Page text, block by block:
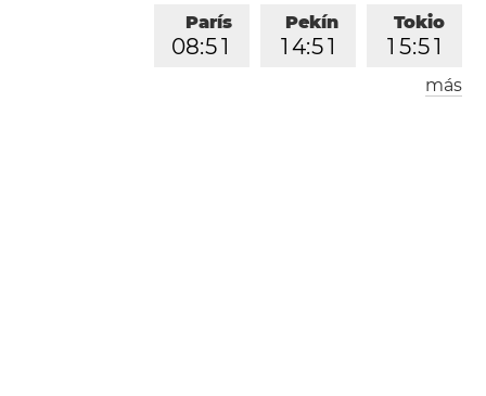
Tokio
1 5:51
Pekín
1 4:51
París
08:51
Londres
más